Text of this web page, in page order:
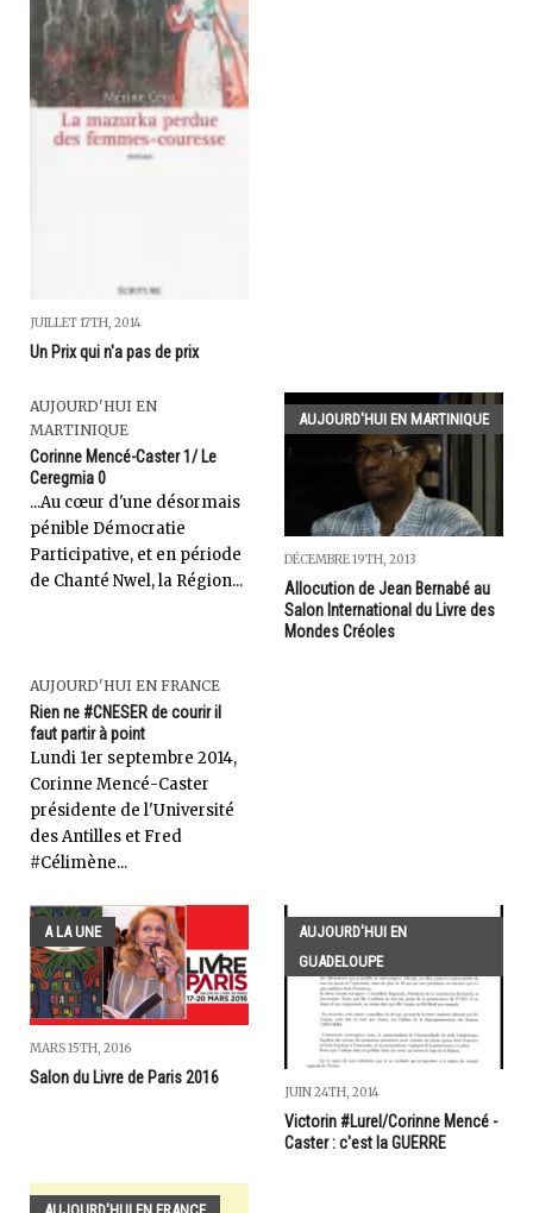
JUILLET 17TH, 2014
Un Prix qui n'a pas de prix
AUJOURD'HUI EN
MARTINIQUE
Corinne Mencé-Caster 1/ Le
Ceregmia 0
...Au cœur d'une désormais
pénible Démocratie
Participative, et en période
de Chanté Nwel, la Région...
AUJOURD'HUI EN MARTINIQUE
DÉCEMBRE 19TH, 2013
Allocution de Jean Bernabé au
Salon International du Livre des
Mondes Créoles
AUJOURD'HUI EN FRANCE
Rien ne #CNESER de courir il
faut partir à point
Lundi 1er septembre 2014,
Corinne Mencé-Caster
présidente de l'Université
des Antilles et Fred
#Célimène...
A LA UNE
MARS 15TH, 2016
Salon du Livre de Paris 2016
AUJOURD'HUI EN
GUADELOUPE
JUIN 24TH, 2014
Victorin #Lurel/Corinne Mencé -
Caster : c'est la GUERRE